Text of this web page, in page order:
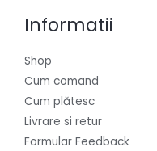
Informatii
Shop
Cum comand
Cum plătesc
Livrare si retur
Formular Feedback